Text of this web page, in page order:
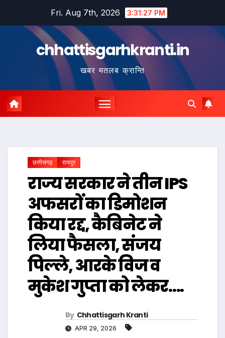
Fri. Aug 7th, 2026 3:31:28 PM
chhattisgarhkranti.in
खबर मतलब क्रान्ति
छत्तीसगढ़ रायपुर
राज्य सरकार ने तीन IPS
अफसरों का डिमोशन
किया रद्द, कैबिनेट ने
लिया फैसला, संजय
पिल्ले, आरके विज व
मुकेश गुप्ता को लेकर….
By Chhattisgarh Kranti
APR 29, 2026